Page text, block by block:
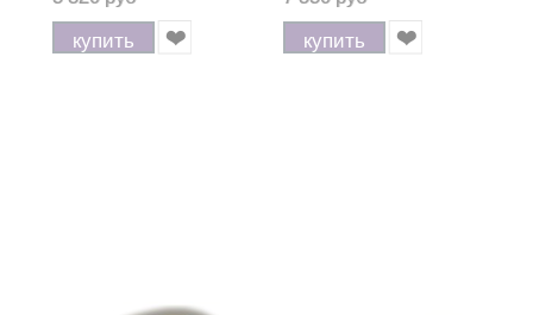
купить
серебра 925 пробы с
позолотой и чернением
6,10 гр.
купить